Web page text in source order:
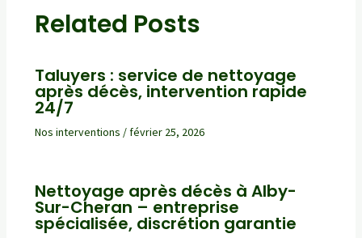
Related Posts
Taluyers : service de nettoyage
après décès, intervention rapide
24/7
Nos interventions /février 25, 2026
Nettoyage après décès à Alby-
Sur-Cheran – entreprise
spécialisée, discrétion garantie